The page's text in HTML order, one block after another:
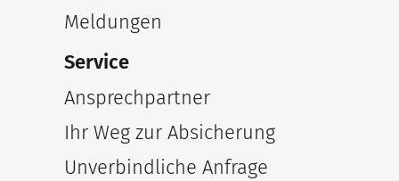
Meldungen
Service
Ansprechpartner
Ihr Weg zur Absicherung
Unverbindliche Anfrage